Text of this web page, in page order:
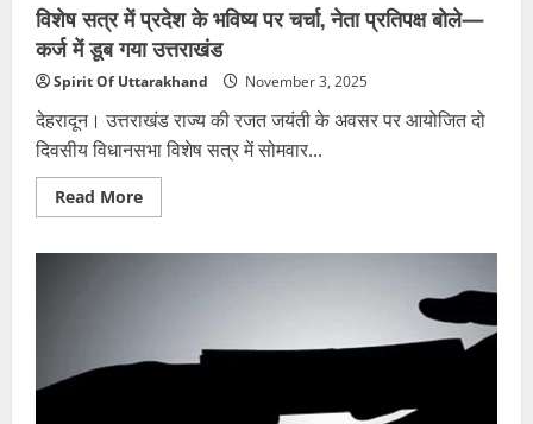
विशेष सत्र में प्रदेश के भविष्य पर चर्चा, नेता प्रतिपक्ष बोले—
कर्ज में डूब गया उत्तराखंड
Spirit Of Uttarakhand November 3, 2025
देहरादून। उत्तराखंड राज्य की रजत जयंती के अवसर पर आयोजित दो
दिवसीय विधानसभा विशेष सत्र में सोमवार...
Read MoreRead
more
चर्चा,